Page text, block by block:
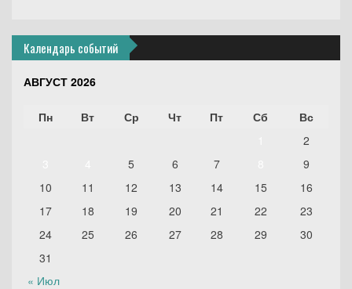
Календарь событий
АВГУСТ 2026
Пн Вт Ср Чт Пт Сб Вс
« Июл
2
5 6 7
9
10
11 12 13 14 15
16
17
18 19 20 21 22
23
24
25 26 27 28 29
30
31